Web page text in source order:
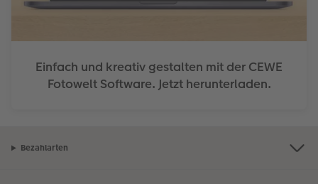
Einfach und kreativ gestalten mit der CEWE
Fotowelt Software. Jetzt herunterladen.
Bezahlarten